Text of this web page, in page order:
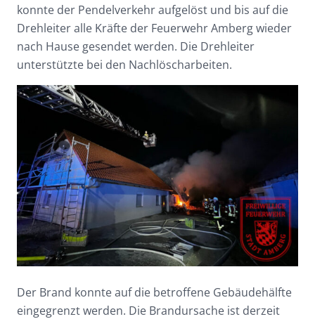
konnte der Pendelverkehr aufgelöst und bis auf die
Drehleiter alle Kräfte der Feuerwehr Amberg wieder
nach Hause gesendet werden. Die Drehleiter
unterstützte bei den Nachlöscharbeiten.
Der Brand konnte auf die betroffene Gebäudehälfte
eingegrenzt werden. Die Brandursache ist derzeit